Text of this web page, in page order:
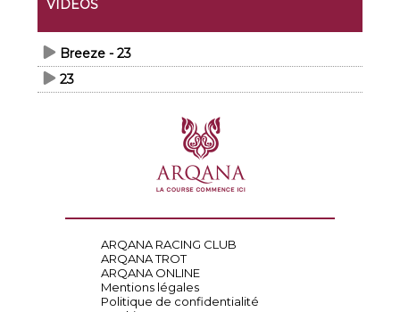
VIDEOS
Breeze - 23
23
ARQANA RACING CLUB
ARQANA TROT
ARQANA ONLINE
Mentions légales
Politique de confidentialité